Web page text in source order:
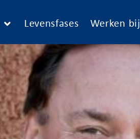
Levensfases Werken bij